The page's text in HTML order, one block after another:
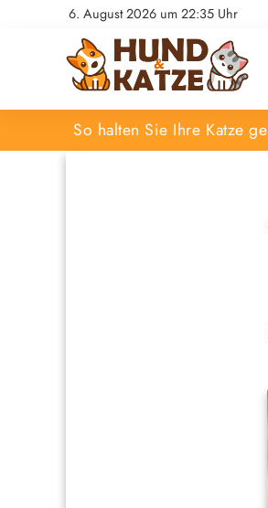
6. August 2026 um 22:35 Uhr
So halten Sie Ihre Katze